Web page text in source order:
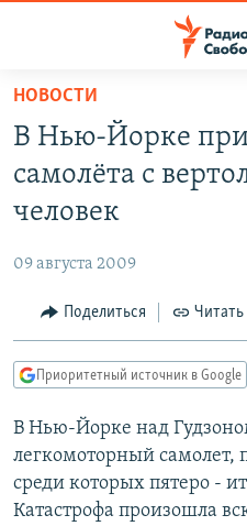
упрощенного
доступа
основному
Вернутся
Вернутся
поиску
ПРОГРАММЫ
АВТОРСКИЕ ПРОЕКТЫ
МНЕНИЯ
КУЛЬТУРА
КАВКАЗ.РЕАЛИИ
СЕВЕР.РЕАЛИИ
СИБИРЬ.РЕАЛИИ
РАСПИСАНИЕ ВЕЩАНИЯ
НОВОСТИ
В Нью-Йорке
самолёта с
человек
09 августа 2009
Поделиться Читать
Приоритетный источник в Google
В Нью-Йорке над
легкомоторный самолет,
среди которых пятеро -
Катастрофа произошла